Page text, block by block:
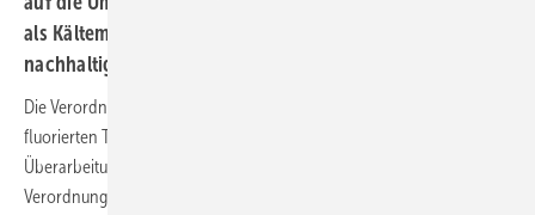
als Kältemittel bietet eine umweltfreundliche und
nachhaltige Alternative.
Die Verordnung der Europäischen Union für die Emissionen von
fluorierten Treibhausgasen (F-Gase) wird wieder überarbeitet. Diese
Überarbeitung zielt darauf ab, die Wirksamkeit der derzeitigen
Verordnung zu bewerten und Möglichkeiten zur weiteren Reduzierung